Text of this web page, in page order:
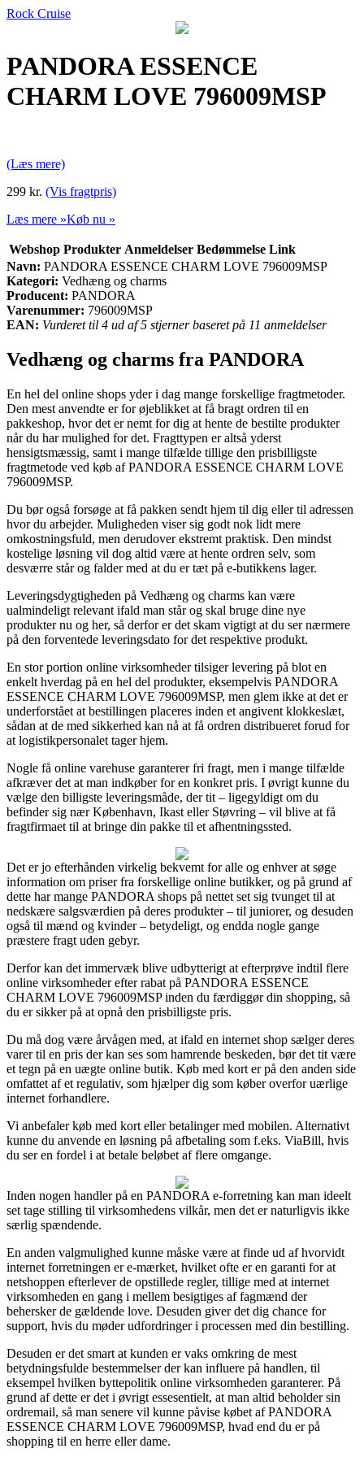
Rock Cruise
PANDORA ESSENCE
CHARM LOVE 796009MSP
(Læs mere)
299 kr. (Vis fragtpris)
Læs mere »Køb nu »
Webshop Produkter Anmeldelser Bedømmelse Link
Navn: PANDORA ESSENCE CHARM LOVE 796009MSP
Kategori: Vedhæng og charms
Producent: PANDORA
Varenummer: 796009MSP
EAN: Vurderet til 4 ud af 5 stjerner baseret på 11 anmeldelser
Vedhæng og charms fra PANDORA
En hel del online shops yder i dag mange forskellige fragtmetoder.
Den mest anvendte er for øjeblikket at få bragt ordren til en
pakkeshop, hvor det er nemt for dig at hente de bestilte produkter
når du har mulighed for det. Fragttypen er altså yderst
hensigtsmæssig, samt i mange tilfælde tillige den prisbilligste
fragtmetode ved køb af PANDORA ESSENCE CHARM LOVE
796009MSP.
Du bør også forsøge at få pakken sendt hjem til dig eller til adressen
hvor du arbejder. Muligheden viser sig godt nok lidt mere
omkostningsfuld, men derudover ekstremt praktisk. Den mindst
kostelige løsning vil dog altid være at hente ordren selv, som
desværre står og falder med at du er tæt på e-butikkens lager.
Leveringsdygtigheden på Vedhæng og charms kan være
ualmindeligt relevant ifald man står og skal bruge dine nye
produkter nu og her, så derfor er det skam vigtigt at du ser nærmere
på den forventede leveringsdato for det respektive produkt.
En stor portion online virksomheder tilsiger levering på blot en
enkelt hverdag på en hel del produkter, eksempelvis PANDORA
ESSENCE CHARM LOVE 796009MSP, men glem ikke at det er
underforstået at bestillingen placeres inden et angivent klokkeslæt,
sådan at de med sikkerhed kan nå at få ordren distribueret forud for
at logistikpersonalet tager hjem.
Nogle få online varehuse garanterer fri fragt, men i mange tilfælde
afkræver det at man indkøber for en konkret pris. I øvrigt kunne du
vælge den billigste leveringsmåde, der tit – ligegyldigt om du
befinder sig nær København, Ikast eller Støvring – vil blive at få
fragtfirmaet til at bringe din pakke til et afhentningssted.
Det er jo efterhånden virkelig bekvemt for alle og enhver at søge
information om priser fra forskellige online butikker, og på grund af
dette har mange PANDORA shops på nettet set sig tvunget til at
nedskære salgsværdien på deres produkter – til juniorer, og desuden
også til mænd og kvinder – betydeligt, og endda nogle gange
præstere fragt uden gebyr.
Derfor kan det immervæk blive udbytterigt at efterprøve indtil flere
online virksomheder efter rabat på PANDORA ESSENCE
CHARM LOVE 796009MSP inden du færdiggør din shopping, så
du er sikker på at opnå den prisbilligste pris.
Du må dog være årvågen med, at ifald en internet shop sælger deres
varer til en pris der kan ses som hamrende beskeden, bør det tit være
et tegn på en uægte online butik. Køb med kort er på den anden side
omfattet af et regulativ, som hjælper dig som køber overfor uærlige
internet forhandlere.
Vi anbefaler køb med kort eller betalinger med mobilen. Alternativt
kunne du anvende en løsning på afbetaling som f.eks. ViaBill, hvis
du ser en fordel i at betale beløbet af flere omgange.
Inden nogen handler på en PANDORA e-forretning kan man ideelt
set tage stilling til virksomhedens vilkår, men det er naturligvis ikke
særlig spændende.
En anden valgmulighed kunne måske være at finde ud af hvorvidt
internet forretningen er e-mærket, hvilket ofte er en garanti for at
netshoppen efterlever de opstillede regler, tillige med at internet
virksomheden en gang i mellem besigtiges af fagmænd der
behersker de gældende love. Desuden giver det dig chance for
support, hvis du møder udfordringer i processen med din bestilling.
Desuden er det smart at kunden er vaks omkring de mest
betydningsfulde bestemmelser der kan influere på handlen, til
eksempel hvilken byttepolitik online virksomheden garanterer. På
grund af dette er det i øvrigt essesentielt, at man altid beholder sin
ordremail, så man senere vil kunne påvise købet af PANDORA
ESSENCE CHARM LOVE 796009MSP, hvad end du er på
shopping til en herre eller dame.